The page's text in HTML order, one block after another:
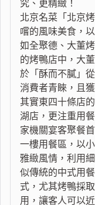
究、更精緻！
北京名菜「北京
嚐的風味美食，
如全聚德、大董
的烤鴨店中，大
於「酥而不膩」
消費者青睞，且
其實東四十條店
湖店，更注重用
家機關宴客聚餐
一樓用餐區，以
雅緻風情，利用
似傳統的中式用
式，尤其烤鴨採
用，讓客人可以